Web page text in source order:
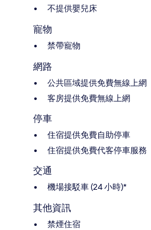
不提供嬰兒床
寵物
禁帶寵物
網路
公共區域提供免費無線上網
客房提供免費無線上網
停車
住宿提供免費自助停車
住宿提供免費代客停車服務
交通
機場接駁車 (24 小時)*
其他資訊
禁煙住宿